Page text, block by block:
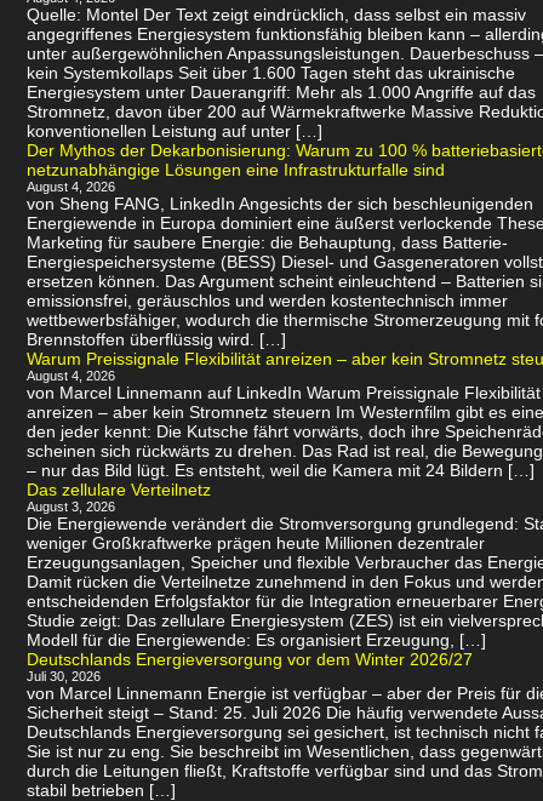
Quelle: Montel Der Text zeigt eindrücklich, dass selbst ein massiv
angegriffenes Energiesystem funktionsfähig bleiben kann –
unter außergewöhnlichen Anpassungsleistungen. Dauerbeschuss
kein Systemkollaps Seit über 1.600 Tagen steht das ukrainische
Energiesystem unter Dauerangriff: Mehr als 1.000 Angriffe auf das
Stromnetz, davon über 200 auf Wärmekraftwerke Massive
konventionellen Leistung auf unter […]
Der Mythos der Dekarbonisierung: Warum zu 100 %
netzunabhängige Lösungen eine Infrastrukturfalle sind
August 4, 2026
von Sheng FANG, LinkedIn Angesichts der sich beschleunigenden
Energiewende in Europa dominiert eine äußerst verlockende
Marketing für saubere Energie: die Behauptung, dass Batterie-
Energiespeichersysteme (BESS) Diesel- und Gasgeneratoren
ersetzen können. Das Argument scheint einleuchtend – Batterien
emissionsfrei, geräuschlos und werden kostentechnisch immer
wettbewerbsfähiger, wodurch die thermische Stromerzeugung mit
Brennstoffen überflüssig wird. […]
Warum Preissignale Flexibilität anreizen – aber kein Stromnetz
August 4, 2026
von Marcel Linnemann auf LinkedIn Warum Preissignale Flexibilität
anreizen – aber kein Stromnetz steuern Im Westernfilm gibt es
den jeder kennt: Die Kutsche fährt vorwärts, doch ihre
scheinen sich rückwärts zu drehen. Das Rad ist real, die
– nur das Bild lügt. Es entsteht, weil die Kamera mit 24 Bildern […]
Das zellulare Verteilnetz
August 3, 2026
Die Energiewende verändert die Stromversorgung grundlegend:
weniger Großkraftwerke prägen heute Millionen dezentraler
Erzeugungsanlagen, Speicher und flexible Verbraucher das
Damit rücken die Verteilnetze zunehmend in den Fokus und
entscheidenden Erfolgsfaktor für die Integration erneuerbarer
Studie zeigt: Das zellulare Energiesystem (ZES) ist ein
Modell für die Energiewende: Es organisiert Erzeugung, […]
Deutschlands Energieversorgung vor dem Winter 2026/27
Juli 30, 2026
von Marcel Linnemann Energie ist verfügbar – aber der Preis für
Sicherheit steigt – Stand: 25. Juli 2026 Die häufig verwendete
Deutschlands Energieversorgung sei gesichert, ist technisch nicht
Sie ist nur zu eng. Sie beschreibt im Wesentlichen, dass
durch die Leitungen fließt, Kraftstoffe verfügbar sind und das
stabil betrieben […]